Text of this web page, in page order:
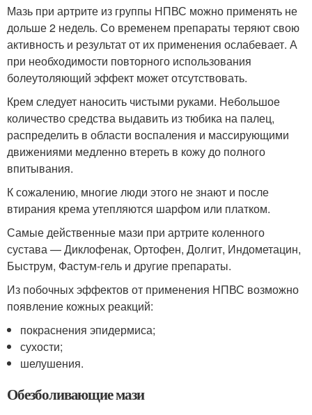
Мазь при артрите из группы НПВС можно применять не
дольше 2 недель. Со временем препараты теряют свою
активность и результат от их применения ослабевает. А
при необходимости повторного использования
болеутоляющий эффект может отсутствовать.
Крем следует наносить чистыми руками. Небольшое
количество средства выдавить из тюбика на палец,
распределить в области воспаления и массирующими
движениями медленно втереть в кожу до полного
впитывания.
К сожалению, многие люди этого не знают и после
втирания крема утепляются шарфом или платком.
Самые действенные мази при артрите коленного
сустава — Диклофенак, Ортофен, Долгит, Индометацин,
Быструм, Фастум-гель и другие препараты.
Из побочных эффектов от применения НПВС возможно
появление кожных реакций:
покраснения эпидермиса;
сухости;
шелушения.
Обезболивающие мази